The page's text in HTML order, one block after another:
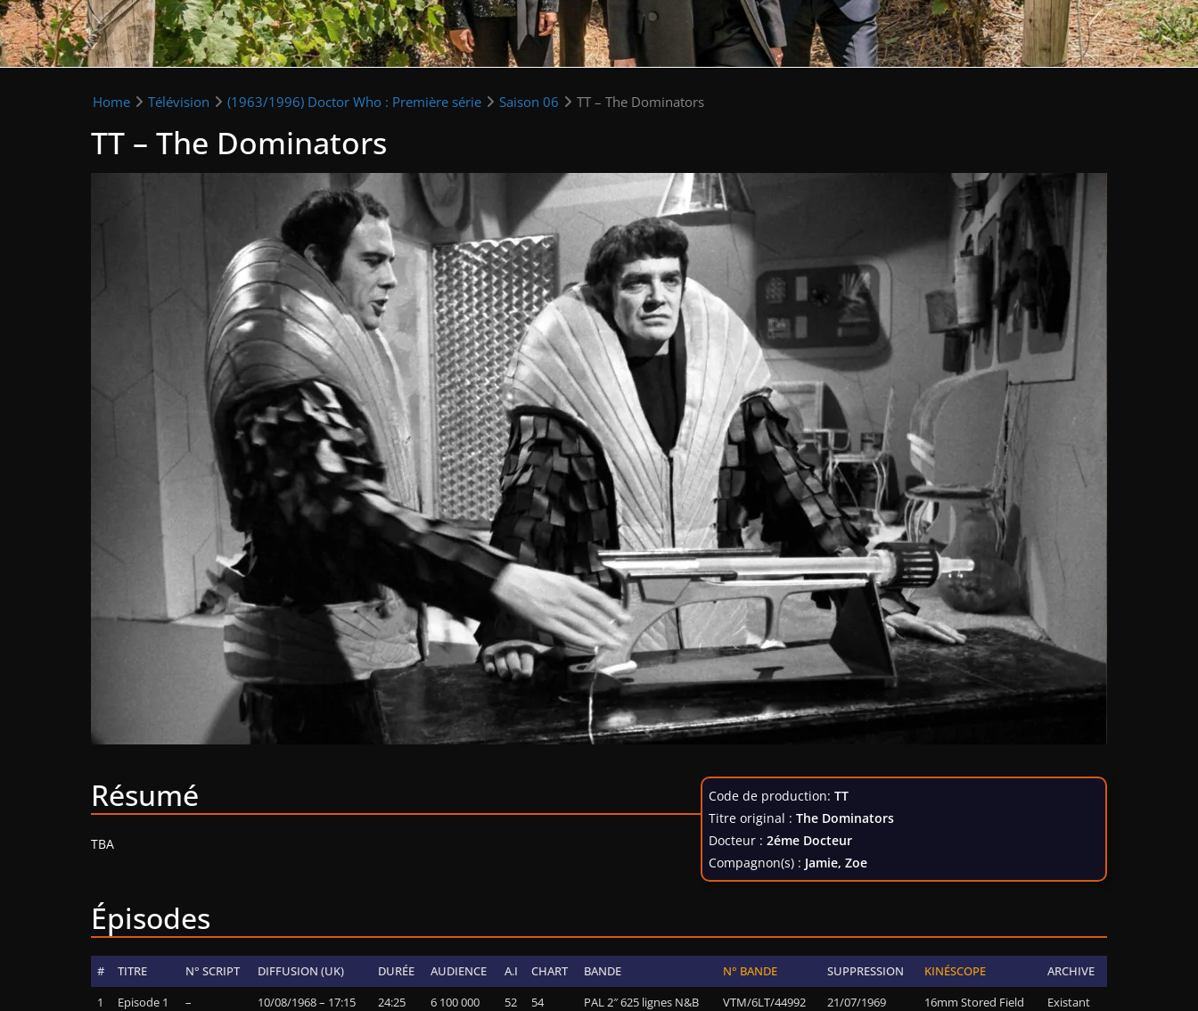
Home Télévision (1963/1996) Doctor Who : Première série Saison 06 TT – The Dominators
TT – The Dominators
Résumé
TBA
Code de production: TT
Titre original : The Dominators
Docteur : 2éme Docteur
Compagnon(s) : Jamie, Zoe
Épisodes
# TITRE N° SCRIPT DIFFUSION (UK) DURÉE AUDIENCE A.I CHART BANDE N° BANDE SUPPRESSION KINÉSCOPE
ARCHIVE
1
Episode 1 – 10/08/1968 – 17:15 24:25 6 100 000 52 54 PAL 2″ 625 lignes N&B VTM/6LT/44992 21/07/1969 16mm Stored Field
Existant